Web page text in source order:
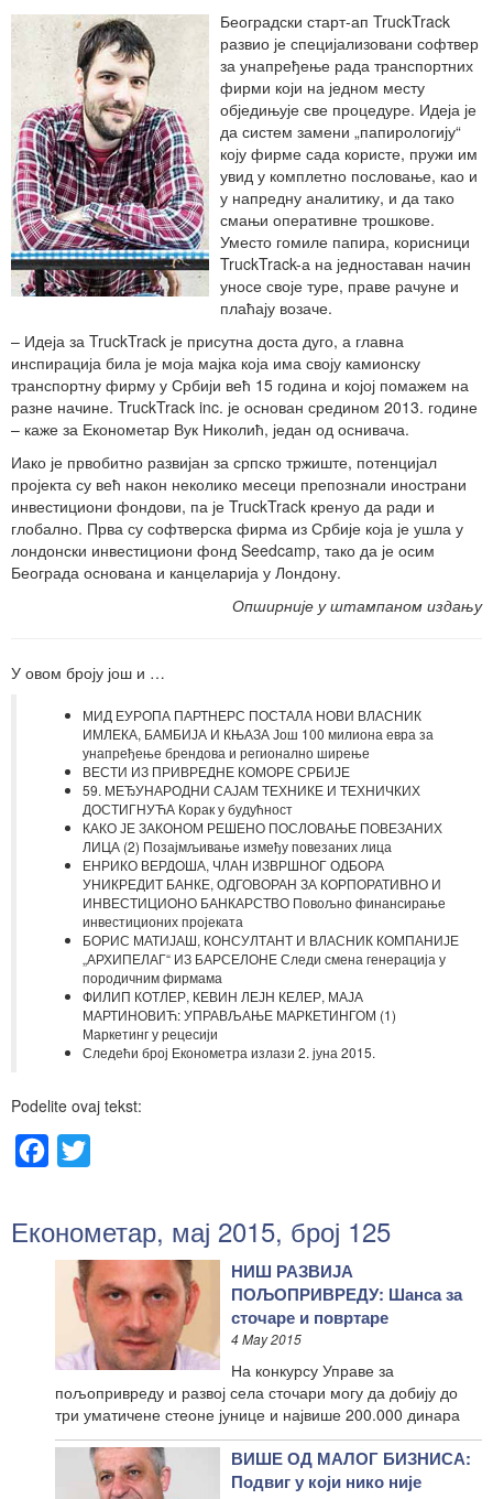
Београдски старт-ап TruckTrack
развио је специјализовани софтвер
за унапређење рада транспортних
фирми који на једном месту
обједињује све процедуре. Идеја је
да систем замени „папирологију“
коју фирме сада користе, пружи им
увид у комплетно пословање, као и
у напредну аналитику, и да тако
смањи оперативне трошкове.
Уместо гомиле папира, корисници
TruckTrack-а на једноставан начин
уносе своје туре, праве рачуне и
плаћају возаче.
– Идеја за TruckTrack је присутна доста дуго, а главна
инспирација била је моја мајка која има своју камионску
транспортну фирму у Србији већ 15 година и којој помажем на
разне начине. TruckTrack inc. је основан средином 2013. године
– каже за Економетар Вук Николић, један од оснивача.
Иако је првобитно развијан за српско тржиште, потенцијал
пројекта су већ након неколико месеци препознали инострани
инвестициони фондови, па је TruckTrack кренуо да ради и
глобално. Прва су софтверска фирма из Србије која је ушла у
лондонски инвестициони фонд Seedcamp, тако да је осим
Београда основана и канцеларија у Лондону.
Опширније у штампаном издању
У овом броју још и …
МИД ЕУРОПА ПАРТНЕРС ПОСТАЛА НОВИ ВЛАСНИК
ИМЛЕКА, БАМБИЈА И КЊАЗА Још 100 милиона евра за
унапређење брендова и регионално ширење
ВЕСТИ ИЗ ПРИВРЕДНЕ КОМОРЕ СРБИЈЕ
59. МЕЂУНАРОДНИ САЈАМ ТЕХНИКЕ И ТЕХНИЧКИХ
ДОСТИГНУЋА Корак у будућност
КАКО ЈЕ ЗАКОНОМ РЕШЕНО ПОСЛОВАЊЕ ПОВЕЗАНИХ
ЛИЦА (2) Позајмљивање између повезаних лица
ЕНРИКО ВЕРДОША, ЧЛАН ИЗВРШНОГ ОДБОРА
УНИКРЕДИТ БАНКЕ, ОДГОВОРАН ЗА КОРПОРАТИВНО И
ИНВЕСТИЦИОНО БАНКАРСТВО Повољно финансирање
инвестиционих пројеката
БОРИС МАТИЈАШ, КОНСУЛТАНТ И ВЛАСНИК КОМПАНИЈЕ
„АРХИПЕЛАГ“ ИЗ БАРСЕЛОНЕ Следи смена генерација у
породичним фирмама
ФИЛИП КОТЛЕР, КЕВИН ЛЕЈН КЕЛЕР, МАЈА
МАРТИНОВИЋ: УПРАВЉАЊЕ МАРКЕТИНГОМ (1)
Маркетинг у рецесији
Следећи број Економетра излази 2. јуна 2015.
Podelite ovaj tekst:
Facebook
Економетар, мај 2015, број 125
НИШ РАЗВИЈА
ПОЉОПРИВРЕДУ: Шанса за
сточаре и повртаре
4 May 2015
На конкурсу Управе за
пољопривреду и развој села сточари могу да добију до
три уматичене стеоне јунице и највише 200.000 динара
ВИШЕ ОД МАЛОГ БИЗНИСА:
Подвиг у који нико није